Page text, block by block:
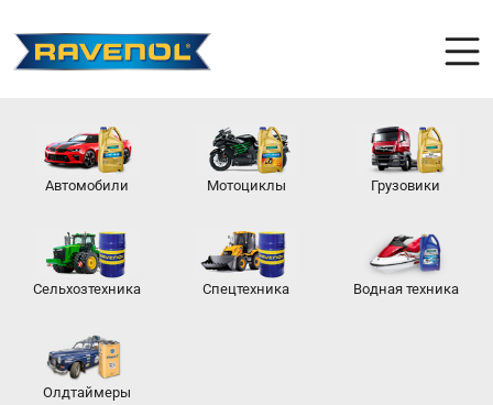
Автомобили Мотоциклы Грузовики
Сельхозтехника Спецтехника Водная техника
Олдтаймеры